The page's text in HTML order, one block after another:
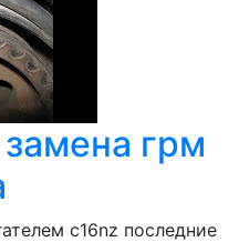
грм
c16nz последние